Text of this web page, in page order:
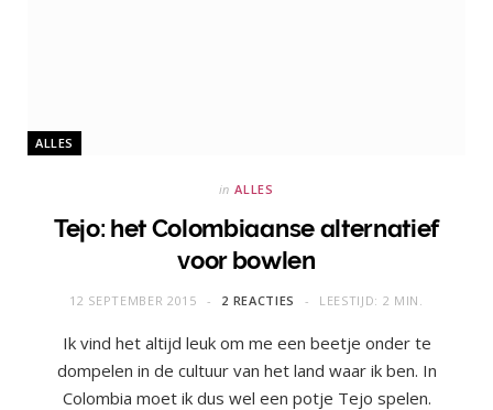
ALLES
in ALLES
Tejo: het Colombiaanse alternatief
voor bowlen
12 SEPTEMBER 2015 2 REACTIES LEESTIJD: 2 MIN.
Ik vind het altijd leuk om me een beetje onder te
dompelen in de cultuur van het land waar ik ben. In
Colombia moet ik dus wel een potje Tejo spelen.